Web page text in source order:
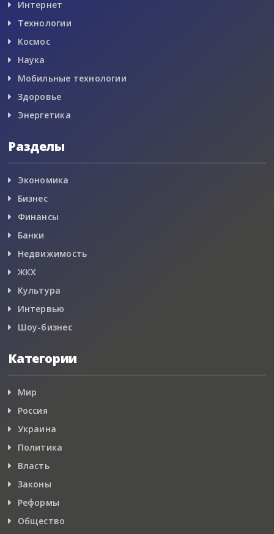
Интернет
Технологии
Космос
Наука
Мобильные технологии
Здоровье
Энергетика
Разделы
Экономика
Бизнес
Финансы
Банки
Недвижимость
ЖКХ
Культура
Интервью
Шоу-бизнес
Категории
Мир
Россия
Украина
Политика
Власть
Законы
Реформы
Общество